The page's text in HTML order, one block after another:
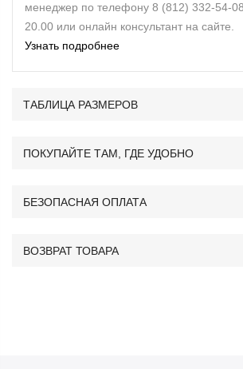
менеджер по телефону 8 (812) 332-54-
20.00 или онлайн консультант на сайте.
Узнать подробнее
ТАБЛИЦА РАЗМЕРОВ
ПОКУПАЙТЕ ТАМ, ГДЕ УДОБНО
БЕЗОПАСНАЯ ОПЛАТА
ВОЗВРАТ ТОВАРА